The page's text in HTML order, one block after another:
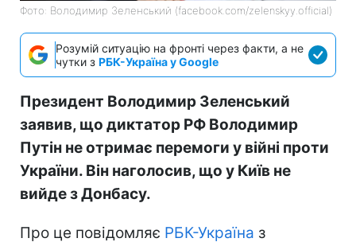
Фото: Володимир Зеленський (facebook.com/zelenskyy.official)
Розумій ситуацію на фронті через факти, а не
чутки з РБК-Україна у Google
Президент Володимир Зеленський
заявив, що диктатор РФ Володимир
Путін не отримає перемоги у війні проти
України. Він наголосив, що у Київ не
вийде з Донбасу.
Про це повідомляє РБК-Україна з